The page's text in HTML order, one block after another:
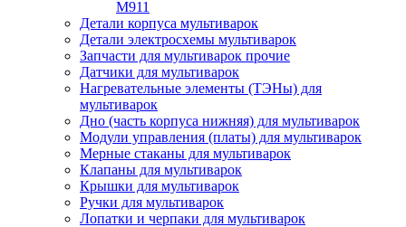
M911
Детали корпуса мультиварок
Детали электросхемы мультиварок
Запчасти для мультиварок прочие
Датчики для мультиварок
Нагревательные элементы (ТЭНы) для
мультиварок
Дно (часть корпуса нижняя) для мультиварок
Модули управления (платы) для мультиварок
Мерные стаканы для мультиварок
Клапаны для мультиварок
Крышки для мультиварок
Ручки для мультиварок
Лопатки и черпаки для мультиварок